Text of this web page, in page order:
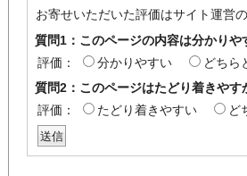
お寄せいただいた評価はサイト運営
質問1：このページの内容は分かりや
評価：
分かりやすい どちら
質問2：このページはたどり着きやす
評価：
たどり着きやすい ど